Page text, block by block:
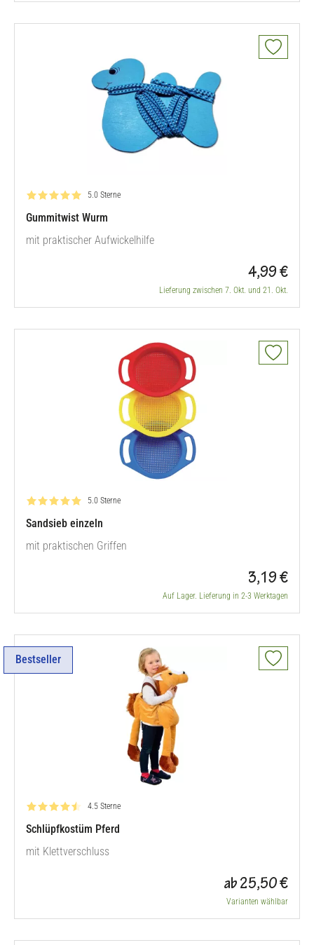
Bewertung: 5.0 von 5
5.0 Sterne
Gummitwist Wurm
mit praktischer Aufwickelhilfe
4,99 €
Lieferung zwischen 7. Okt. und 21. Okt.
Bewertung: 5.0 von 5
5.0 Sterne
Sandsieb einzeln
mit praktischen Griffen
3,19 €
Auf Lager. Lieferung in 2-3 Werktagen
Bestseller
Bewertung: 4.5 von 5
4.5 Sterne
Schlüpfkostüm Pferd
mit Klettverschluss
ab 25,50 €
Varianten wählbar